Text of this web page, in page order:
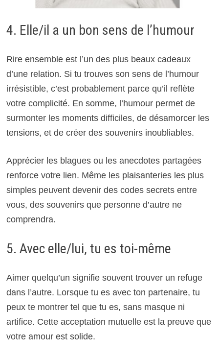
4. Elle/il a un bon sens de l’humour
Rire ensemble est l’un des plus beaux cadeaux
d’une relation. Si tu trouves son sens de l’humour
irrésistible, c’est probablement parce qu’il reflète
votre complicité. En somme, l’humour permet de
surmonter les moments difficiles, de désamorcer les
tensions, et de créer des souvenirs inoubliables.
Apprécier les blagues ou les anecdotes partagées
renforce votre lien. Même les plaisanteries les plus
simples peuvent devenir des codes secrets entre
vous, des souvenirs que personne d’autre ne
comprendra.
5. Avec elle/lui, tu es toi-même
Aimer quelqu’un signifie souvent trouver un refuge
dans l’autre. Lorsque tu es avec ton partenaire, tu
peux te montrer tel que tu es, sans masque ni
artifice. Cette acceptation mutuelle est la preuve que
votre amour est solide.